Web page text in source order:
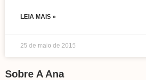
LEIA MAIS »
25 de maio de 2015
Sobre A Ana